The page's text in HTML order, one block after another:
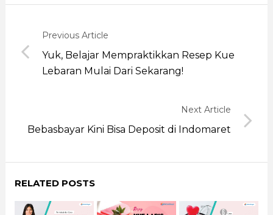
Previous Article
Yuk, Belajar Mempraktikkan Resep Kue
Lebaran Mulai Dari Sekarang!
Next Article
Bebasbayar Kini Bisa Deposit di Indomaret
RELATED POSTS